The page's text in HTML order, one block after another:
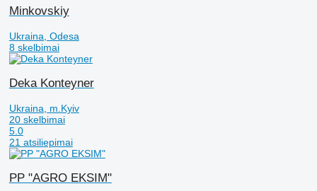
Minkovskiy
Ukraina, Odesa
8 skelbimai
Deka Konteyner
Ukraina, m.Kyiv
20 skelbimai
5.0
21 atsiliepimai
PP "AGRO EKSIM"